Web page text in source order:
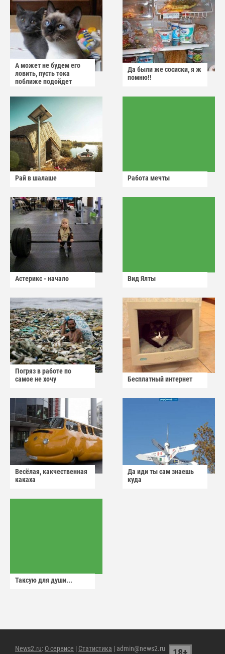
А может не будем его
ловить, пусть тока
поближе подойдет
Да были же сосиски, я ж
помню!!
Рай в шалаше Работа мечты
Астерикс - начало Вид Ялты
Погряз в работе по
самое не хочу
Бесплатный интернет
Весёлая, какчественная
какаха
Да иди ты сам знаешь
куда
Таксую для души...
News2.ru: О сервисе | Статистика | admin@news2.ru